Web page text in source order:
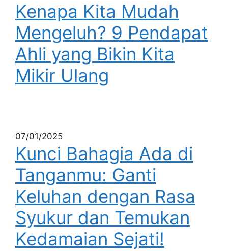
Kenapa Kita Mudah
Mengeluh? 9 Pendapat
Ahli yang Bikin Kita
Mikir Ulang
07/01/2025
Kunci Bahagia Ada di
Tanganmu: Ganti
Keluhan dengan Rasa
Syukur dan Temukan
Kedamaian Sejati!